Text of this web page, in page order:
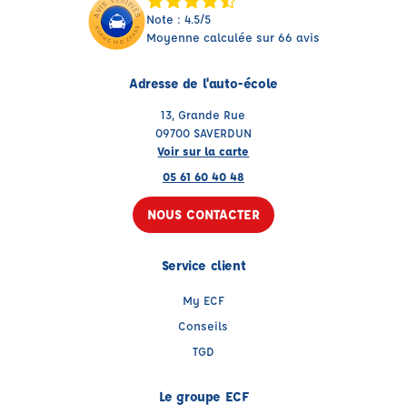
Note : 4.5/5
Moyenne calculée sur 66 avis
Adresse de l'auto-école
13, Grande Rue
09700 SAVERDUN
Voir sur la carte
05 61 60 40 48
NOUS CONTACTER
Service client
My ECF
Conseils
TGD
Le groupe ECF